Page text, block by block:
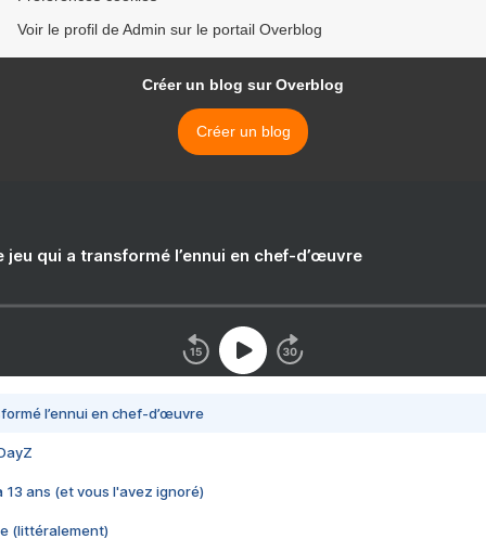
Voir le profil de Admin sur le portail Overblog
Créer un blog sur Overblog
Créer un blog
jeu qui a transformé l’ennui en chef-d’œuvre
l’ennui en chef-d’œuvre
13 ans (et vous l'avez ignoré)
(littéralement)